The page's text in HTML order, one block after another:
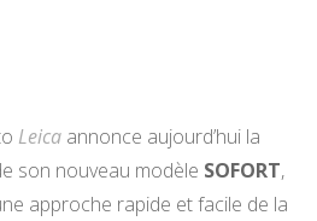
Leica annonce aujourd’hui la
son nouveau modèle SOFORT,
approche rapide et facile de la